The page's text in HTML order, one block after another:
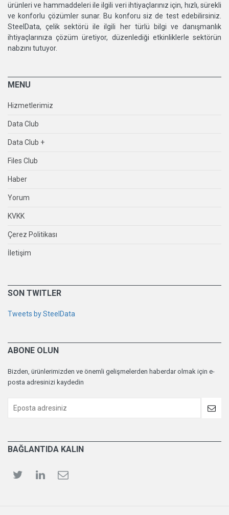
ürünleri ve hammaddeleri ile ilgili veri ihtiyaçlarınız için, hızlı, sürekli
ve konforlu çözümler sunar. Bu konforu siz de test edebilirsiniz.
SteelData, çelik sektörü ile ilgili her türlü bilgi ve danışmanlık
ihtiyaçlarınıza çözüm üretiyor, düzenlediği etkinliklerle sektörün
nabzını tutuyor.
MENU
Hizmetlerimiz
Data Club
Data Club +
Files Club
Haber
Yorum
KVKK
Çerez Politikası
İletişim
SON TWITLER
Tweets by SteelData
ABONE OLUN
Bizden, ürünlerimizden ve önemli gelişmelerden haberdar olmak için e-
posta adresinizi kaydedin
BAĞLANTIDA KALIN